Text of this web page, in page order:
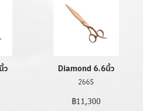
ว Diamond 6.6นิ้ว
266S
฿11,300